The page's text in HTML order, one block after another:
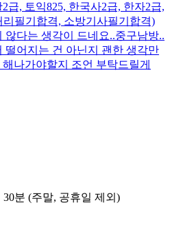
급, 토익825, 한국사2급, 한자2급,
필기합격, 소방기사필기합격)
않다는 생각이 드네요..중구남방..
떨어지는 건 아닌지 괜한 생각만
나가야할지 조언 부탁드릴게
분 (주말, 공휴일 제외)